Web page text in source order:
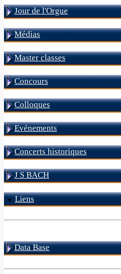
Jour de l'Orgue
Médias
Master classes
Concours
Colloques
Evénements
Concerts historiques
J S BACH
Liens
Data Base